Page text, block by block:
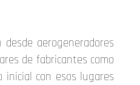
aerogeneradores
de fabricantes como
inicial con esos lugares